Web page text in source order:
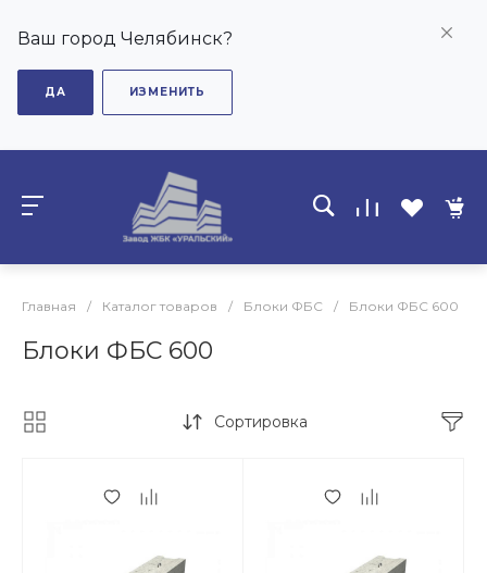
Ваш город Челябинск?
ДА ИЗМЕНИТЬ
Главная / Каталог товаров / Блоки ФБС / Блоки ФБС 600
Блоки ФБС 600
Сортировка